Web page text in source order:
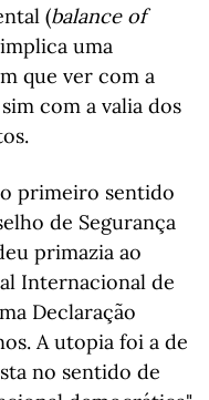
(balance of
uma
que ver com a
com a valia dos
primeiro sentido
de Segurança
primazia ao
Internacional de
Declaração
A utopia foi a de
no sentido de